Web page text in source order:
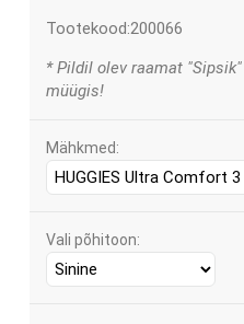
Tootekood:200066
* Pildil olev raamat
müügis!
Mähkmed:
Vali põhitoon: